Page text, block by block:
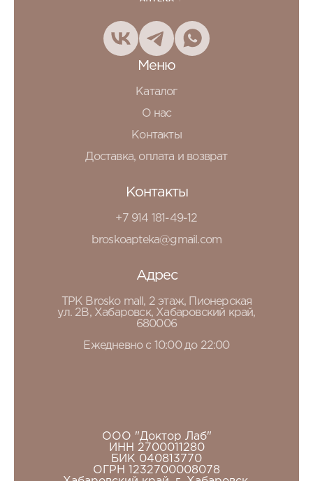
Меню
Каталог
О нас
Контакты
Доставка, оплата и возврат
Контакты
+7 914 181-49-12
broskoapteka@gmail.com
Адрес
ТРК Brosko mall, 2 этаж, Пионерская
ул. 2В, Хабаровск, Хабаровский край,
680006
Ежедневно с 10:00 до 22:00
ООО "Доктор Лаб"
ИНН 2700011280
БИК 040813770
ОГРН 1232700008078